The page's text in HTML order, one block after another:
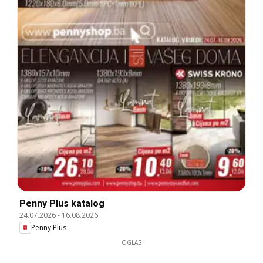
Penny Plus katalog
24.07.2026- 16.08.2026
Penny Plus
OGLAS